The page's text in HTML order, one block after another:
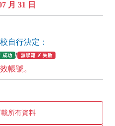
月 31 日
自行決定：
成功 / 無學籍 ✗ 失敗
帳號。
所有資料